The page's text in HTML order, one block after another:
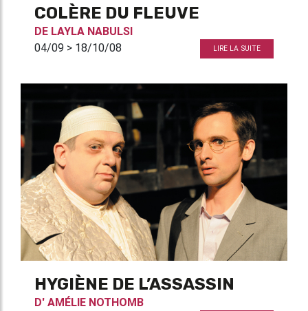
COLÈRE DU FLEUVE
DE LAYLA NABULSI
04/09 > 18/10/08
LIRE LA SUITE
HYGIÈNE DE L’ASSASSIN
D' AMÉLIE NOTHOMB